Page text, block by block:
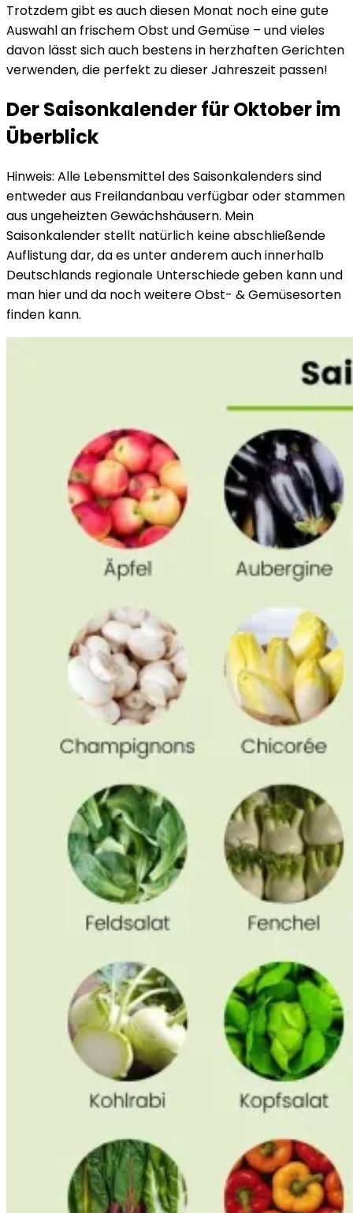
Trotzdem gibt es auch diesen Monat noch eine gute
Auswahl an frischem Obst und Gemüse – und vieles
davon lässt sich auch bestens in herzhaften Gerichten
verwenden, die perfekt zu dieser Jahreszeit passen!
Der Saisonkalender für Oktober im
Überblick
Hinweis: Alle Lebensmittel des Saisonkalenders sind
entweder aus Freilandanbau verfügbar oder stammen
aus ungeheizten Gewächshäusern. Mein
Saisonkalender stellt natürlich keine abschließende
Auflistung dar, da es unter anderem auch innerhalb
Deutschlands regionale Unterschiede geben kann und
man hier und da noch weitere Obst- & Gemüsesorten
finden kann.